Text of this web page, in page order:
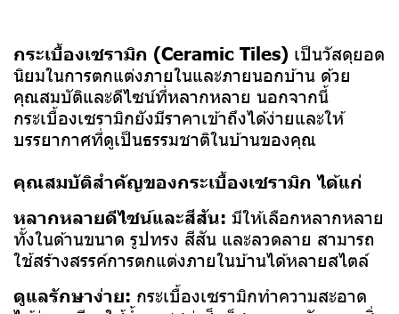
กระเบื้องเซรามิก (Ceramic Tiles) เป็นวัสดุยอด
นิยมในการตกแต่งภายในและภายนอกบ้าน ด้วย
คุณสมบัติและดีไซน์ที่หลากหลาย นอกจากนี้
กระเบื้องเซรามิกยังมีราคาเข้าถึงได้ง่ายและให้
บรรยากาศที่ดูเป็นธรรมชาติในบ้านของคุณ
คุณสมบัติสำคัญของกระเบื้องเซรามิก ได้แก่
หลากหลายดีไซน์และสีสัน: มีให้เลือกหลากหลาย
ทั้งในด้านขนาด รูปทรง สีสัน และลวดลาย สามารถ
ใช้สร้างสรรค์การตกแต่งภายในบ้านได้หลายสไตล์
ดูแลรักษาง่าย: กระเบื้องเซรามิกทำความสะอาด